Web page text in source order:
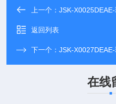
上一个：JSK-
返回列表
下一个：JSK-
在线